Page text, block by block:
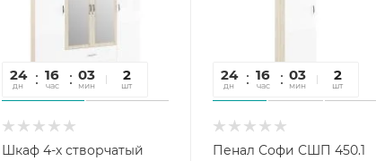
24
дн
16
час
03
мин
29
сек
2
шт
Шкаф 4-х створчатый
24
дн
16
час
03
мин
29
сек
2
шт
Пенал Софи СШП 450.1